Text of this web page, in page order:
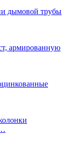
дымовой трубы
армированную